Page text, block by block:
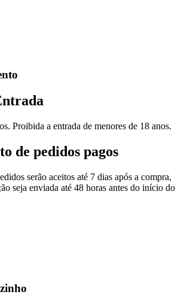
Proibida a entrada de menores de 18 anos.
de pedidos pagos
serão aceitos até 7 dias após a compra,
seja enviada até 48 horas antes do início do